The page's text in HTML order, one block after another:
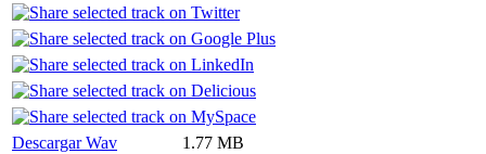
Descargar Wav 1.77 MB